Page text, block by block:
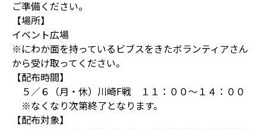
ご準備ください。
【場所】
イベント広場
※にわか面を持っているビブスをきたボランティアさん
から受け取ってください。
【配布時間】
５／６（月・休）川崎F戦 １１：００～１４：００
※なくなり次第終了となります。
【配布対象】